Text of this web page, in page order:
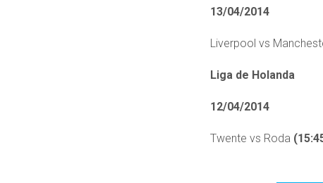
13/04/2014
Liverpool vs
Liga de Holanda
12/04/2014
Twente vs Roda